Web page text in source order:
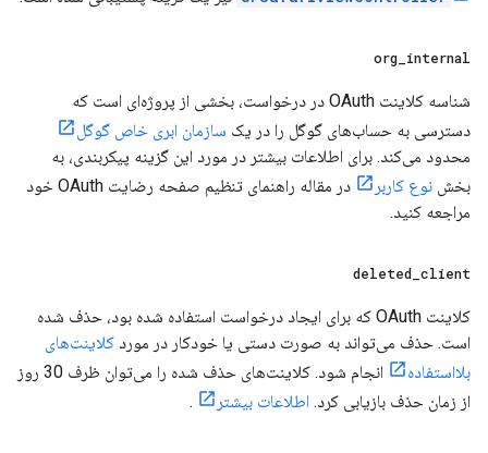
org internal
شناسه کلاینت OAuth در درخواست، بخشی از پروژه‌ای است که
دسترسی به حساب‌های گوگل را در یک سازمان ابری خاص گوگل
محدود می‌کند. برای اطلاعات بیشتر در مورد این گزینه پیکربندی، به
بخش نوع کاربر
در مقاله راهنمای تنظیم صفحه رضایت OAuth خود
مراجعه کنید.
deleted client
کلاینت OAuth که برای ایجاد درخواست استفاده شده بود، حذف شده
است. حذف می‌تواند به صورت دستی یا خودکار در مورد کلاینت‌های
بلااستفاده
انجام شود. کلاینت‌های حذف شده را می‌توان ظرف 30 روز
از زمان حذف بازیابی کرد. اطلاعات بیشتر .